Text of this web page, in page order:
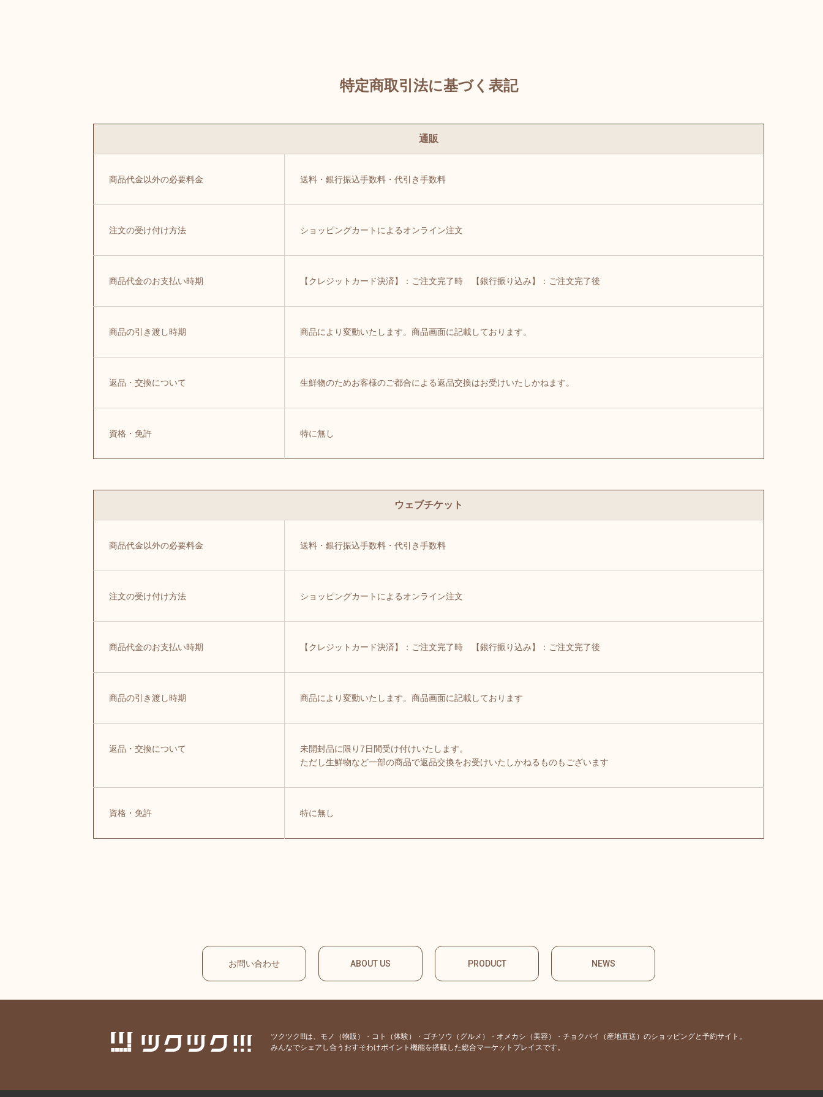
特定商取引法に基づく表記
通販
商品代金以外の必要料金 送料・銀行振込手数料・代引き手数料
注文の受け付け方法 ショッピングカートによるオンライン注文
商品代金のお支払い時期 【クレジットカード決済】：ご注文完了時 【銀行振り込み】：ご注文完了後
商品の引き渡し時期 商品により変動いたします。商品画面に記載しております。
返品・交換について 生鮮物のためお客様のご都合による返品交換はお受けいたしかねます。
資格・免許 特に無し
ウェブチケット
商品代金以外の必要料金 送料・銀行振込手数料・代引き手数料
注文の受け付け方法 ショッピングカートによるオンライン注文
商品代金のお支払い時期 【クレジットカード決済】：ご注文完了時 【銀行振り込み】：ご注文完了後
商品の引き渡し時期 商品により変動いたします。商品画面に記載しております
返品・交換について
未開封品に限り7日間受け付けいたします。
ただし生鮮物など一部の商品で返品交換をお受けいたしかねるものもございます
資格・免許 特に無し
お問い合わせ ABOUT US PRODUCT NEWS
ツクツク!!!は、モノ（物販）・コト（体験）・ゴチソウ（グルメ）・オメカシ（美容）・チョクバイ（産地直送）のショッピングと予約サイト。
みんなでシェアし合うおすそわけポイント機能を搭載した総合マーケットプレイスです。